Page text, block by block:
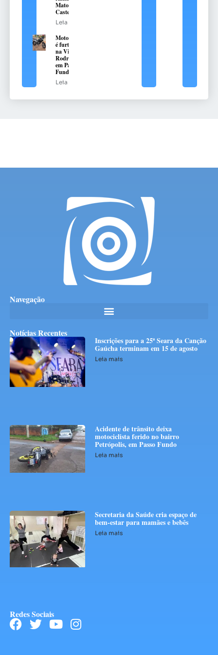
Mato
Castelhano
Leia mais
Motocicleta
é furtada
na Vila
Rodrigues,
em Passo
Fundo
Leia mais
Navegação
Notícias Recentes
Inscrições para a 25ª Seara da Canção
Gaúcha terminam em 15 de agosto
Leia mais
Acidente de trânsito deixa
motociclista ferido no bairro
Petrópolis, em Passo Fundo
Leia mais
Secretaria da Saúde cria espaço de
bem-estar para mamães e bebês
Leia mais
Redes Sociais